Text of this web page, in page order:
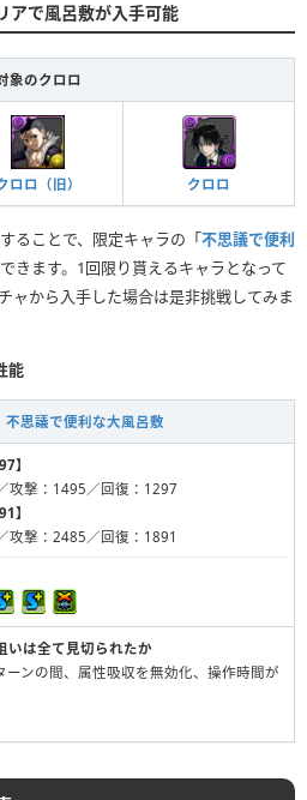
アで風呂敷が入手可能
象のクロロ
ロロ（旧） クロロ
ることで、限定キャラの「不思議で便利
きます。1回限り貰えるキャラとなって
ャから入手した場合は是非挑戦してみま
能
不思議で便利な大風呂敷
】
攻撃：1495／回復：1297
】
攻撃：2485／回復：1891
いは全て見切られたか
ンの間、属性吸収を無効化、操作時間が